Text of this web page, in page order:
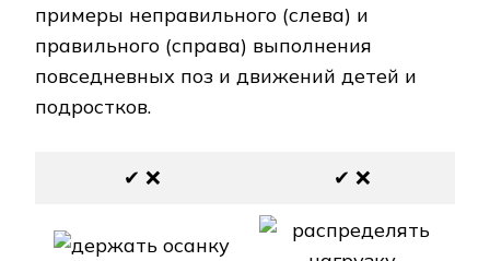
примеры неправильного (слева) и
правильного (справа) выполнения
повседневных поз и движений детей и
подростков.
✔ ❌ ✔ ❌